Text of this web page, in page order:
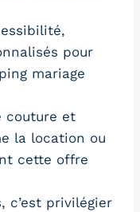
pour
mariage
couture et
la location ou
cette offre
c’est privilégier